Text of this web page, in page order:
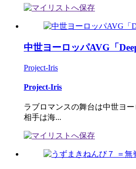
中世ヨーロッパAVG「
Project-Iris
Project-Iris
ラブロマンスの舞台は中世ヨー
相手は海...